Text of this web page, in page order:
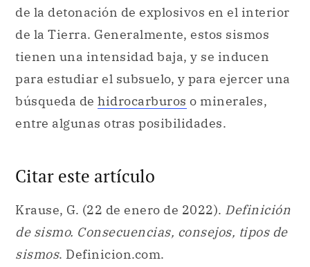
de la detonación de explosivos en el interior
de la Tierra. Generalmente, estos sismos
tienen una intensidad baja, y se inducen
para estudiar el subsuelo, y para ejercer una
búsqueda de hidrocarburos o minerales,
entre algunas otras posibilidades.
Citar este artículo
Krause, G. (22 de enero de 2022). Definición
de sismo. Consecuencias, consejos, tipos de
sismos. Definicion.com.